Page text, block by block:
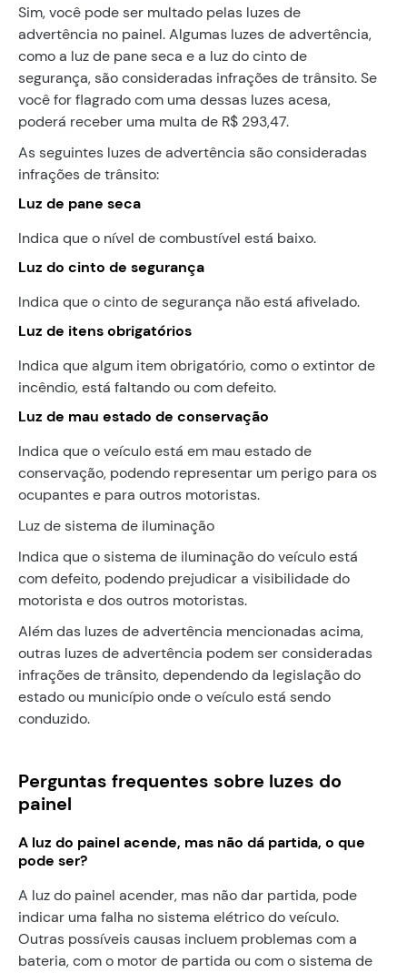
Sim, você pode ser multado pelas luzes de
advertência no painel. Algumas luzes de advertência,
como a luz de pane seca e a luz do cinto de
segurança, são consideradas infrações de trânsito. Se
você for flagrado com uma dessas luzes acesa,
poderá receber uma multa de R$ 293,47.
As seguintes luzes de advertência são consideradas
infrações de trânsito:
Luz de pane seca
Indica que o nível de combustível está baixo.
Luz do cinto de segurança
Indica que o cinto de segurança não está afivelado.
Luz de itens obrigatórios
Indica que algum item obrigatório, como o extintor de
incêndio, está faltando ou com defeito.
Luz de mau estado de conservação
Indica que o veículo está em mau estado de
conservação, podendo representar um perigo para os
ocupantes e para outros motoristas.
Luz de sistema de iluminação
Indica que o sistema de iluminação do veículo está
com defeito, podendo prejudicar a visibilidade do
motorista e dos outros motoristas.
Além das luzes de advertência mencionadas acima,
outras luzes de advertência podem ser consideradas
infrações de trânsito, dependendo da legislação do
estado ou município onde o veículo está sendo
conduzido.
Perguntas frequentes sobre luzes do
painel
A luz do painel acende, mas não dá partida, o que
pode ser?
A luz do painel acender, mas não dar partida, pode
indicar uma falha no sistema elétrico do veículo.
Outras possíveis causas incluem problemas com a
bateria, com o motor de partida ou com o sistema de